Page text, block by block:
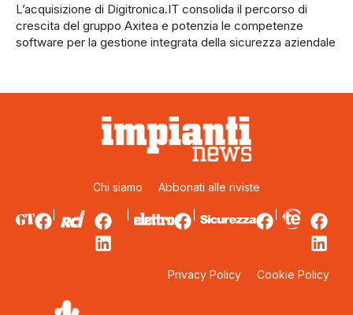
L’acquisizione di Digitronica.IT consolida il percorso di
crescita del gruppo Axitea e potenzia le competenze
software per la gestione integrata della sicurezza aziendale
Chi siamo Abbonati alle riviste
Privacy Policy Cookie Policy